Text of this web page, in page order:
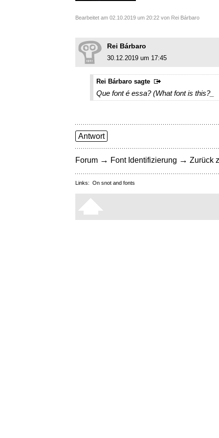
Bearbeitet am 02.10.2019 um 20:22 von Rei Bárbaro
Rei Bárbaro
30.12.2019 um 17:45
Rei Bárbaro sagte
Que font é essa? (What font is this?_
Antwort
Forum → Font Identifizierung → Zurück
Links: On snot and fonts